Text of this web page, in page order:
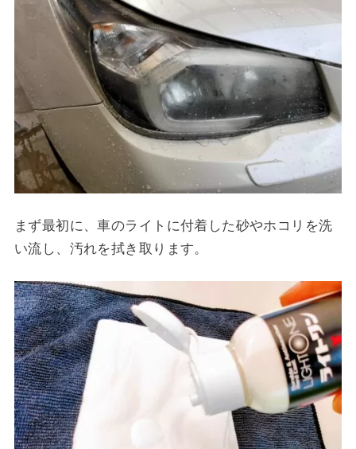
まず最初に、車のライトに付着した砂やホコリを洗
い流し、汚れを拭き取ります。